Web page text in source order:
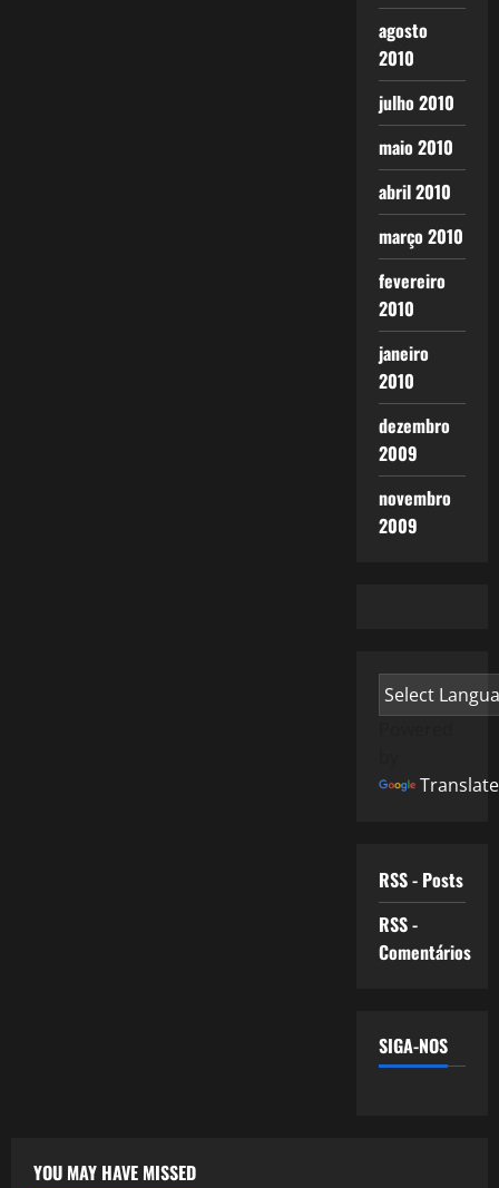
agosto
2010
julho 2010
maio 2010
abril 2010
março 2010
fevereiro
2010
janeiro
2010
dezembro
2009
novembro
2009
Translate
RSS - Posts
RSS -
Comentários
SIGA-NOS
YOU MAY HAVE MISSED